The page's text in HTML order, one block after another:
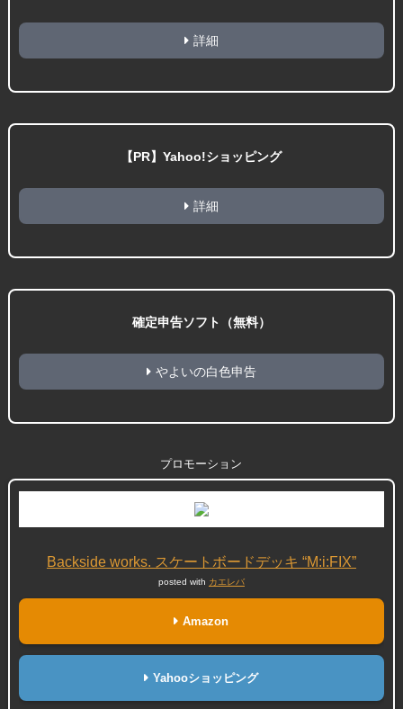
詳細
【PR】Yahoo!ショッピング
詳細
確定申告ソフト（無料）
やよいの白色申告
プロモーション
Backside works. スケートボードデッキ “M:i:FIX”
posted with カエレバ
Amazon
Yahooショッピング